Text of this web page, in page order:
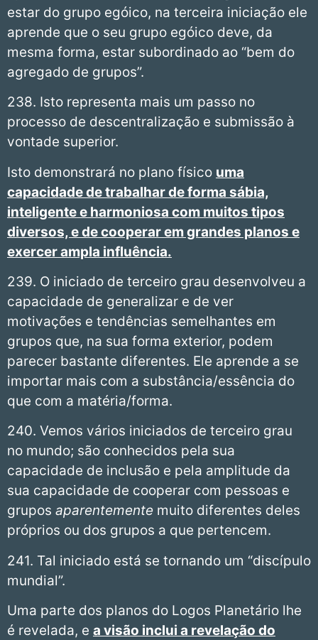
estar do grupo egóico, na terceira iniciação ele
aprende que o seu grupo egóico deve, da
mesma forma, estar subordinado ao “bem do
agregado de grupos”.
238. Isto representa mais um passo no
processo de descentralização e submissão à
vontade superior.
Isto demonstrará no plano físico uma
capacidade de trabalhar de forma sábia,
inteligente e harmoniosa com muitos tipos
diversos, e de cooperar em grandes planos e
exercer ampla influência.
239. O iniciado de terceiro grau desenvolveu a
capacidade de generalizar e de ver
motivações e tendências semelhantes em
grupos que, na sua forma exterior, podem
parecer bastante diferentes. Ele aprende a se
importar mais com a substância/essência do
que com a matéria/forma.
240. Vemos vários iniciados de terceiro grau
no mundo; são conhecidos pela sua
capacidade de inclusão e pela amplitude da
sua capacidade de cooperar com pessoas e
grupos aparentemente muito diferentes deles
próprios ou dos grupos a que pertencem.
241. Tal iniciado está se tornando um “discípulo
mundial”.
Uma parte dos planos do Logos Planetário lhe
é revelada, e a visão inclui a revelação do